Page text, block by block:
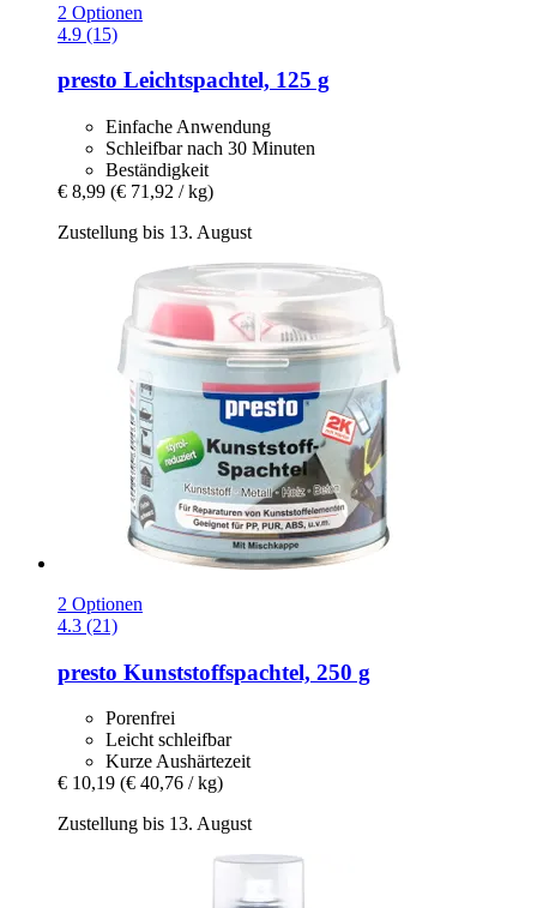
2 Optionen
4.9 (15)
presto Leichtspachtel, 125 g
Einfache Anwendung
Schleifbar nach 30 Minuten
Beständigkeit
€ 8,99 (€ 71,92 / kg)
Zustellung bis 13. August
2 Optionen
4.3 (21)
presto Kunststoffspachtel, 250 g
Porenfrei
Leicht schleifbar
Kurze Aushärtezeit
€ 10,19 (€ 40,76 / kg)
Zustellung bis 13. August